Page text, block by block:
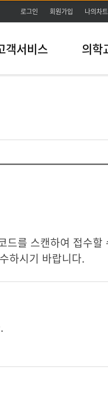
로그인 회원가입 나의차트
객서비스 의학
드를 스캔하여 접수할
하시기 바랍니다.